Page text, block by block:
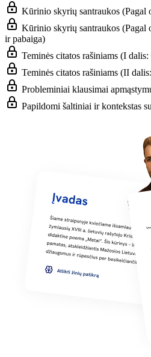
Kūrinio skyrių santraukos (Pagal
Kūrinio skyrių santraukos (Pagal
ir pabaiga)
Teminės citatos rašiniams (I
Teminės citatos rašiniams (II
Probleminiai klausimai
Papildomi šaltiniai ir kontekstas